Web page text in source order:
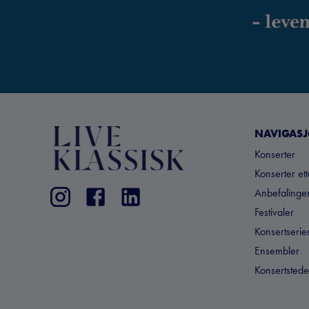
Konserter
Konserter
Festivaler
Ensembler